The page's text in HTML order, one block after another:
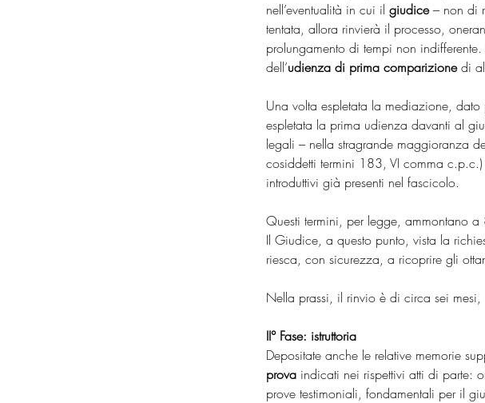
nell’eventualità in cui il giudice – non di
tentata, allora rinvierà il processo,
prolungamento di tempi non
dell’udienza di prima comparizione di
Una volta espletata la mediazione, dato
espletata la prima udienza davanti al
legali – nella stragrande maggioranza
cosiddetti termini 183, VI comma
introduttivi già presenti nel fascicolo.
Questi termini, per legge, ammontano
Il Giudice, a questo punto, vista la
riesca, con sicurezza, a ricoprire gli
Nella prassi, il rinvio è di circa sei
II° Fase: istruttoria
Depositate anche le relative memorie
prova indicati nei rispettivi atti di parte:
prove testimoniali, fondamentali per il